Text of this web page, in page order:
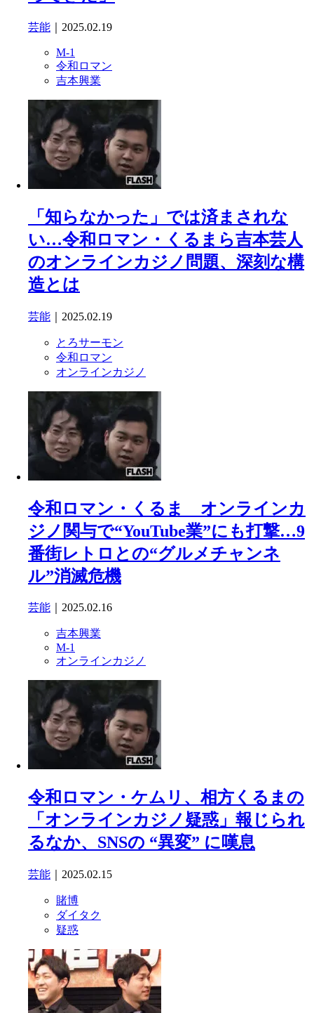
芸能 ｜2025.02.19
M-1
令和ロマン
吉本興業
「知らなかった」では済まされな
い…令和ロマン・くるまら吉本芸人
のオンラインカジノ問題、深刻な構
造とは
芸能 ｜2025.02.19
とろサーモン
令和ロマン
オンラインカジノ
令和ロマン・くるま オンラインカ
ジノ関与で“YouTube業”にも打撃…9
番街レトロとの“グルメチャンネ
ル”消滅危機
芸能 ｜2025.02.16
吉本興業
M-1
オンラインカジノ
令和ロマン・ケムリ、相方くるまの
「オンラインカジノ疑惑」報じられ
るなか、SNSの “異変” に嘆息
芸能 ｜2025.02.15
賭博
ダイタク
疑惑